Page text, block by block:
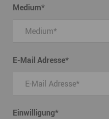
Medium*
E-Mail Adresse*
Einwilligung*